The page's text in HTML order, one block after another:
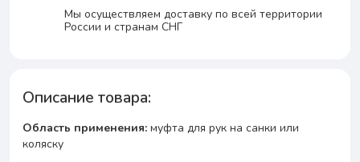
Мы осуществляем доставку по всей территории
России и странам СНГ
Описание товара:
Область применения: муфта для рук на санки или
коляску